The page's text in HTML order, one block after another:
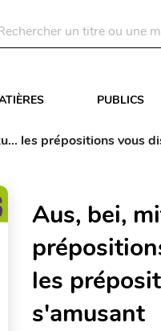
PUBLICS
les prépositions vous
Aus, bei,
les
s'amusant